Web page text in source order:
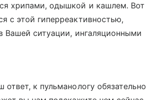
хрипами, одышкой и кашлем. Вот
с этой гиперреактивностью,
Вашей ситуации, ингаляционными
ответ, к пульманологу обязательно